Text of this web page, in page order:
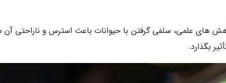
های علمی، سلفی گرفتن با حیوانات باعث استرس و ناراحتی آن
بگذارد.